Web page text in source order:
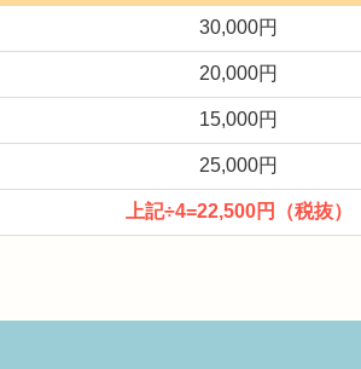
30,000円
20,000円
15,000円
25,000円
上記÷4=22,500円（税抜）